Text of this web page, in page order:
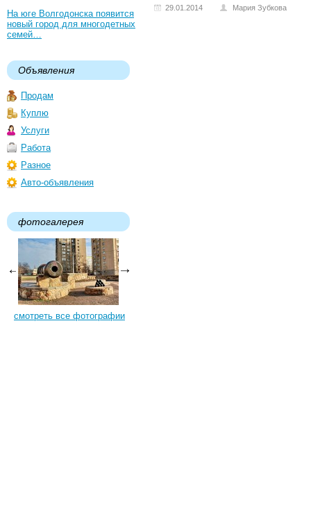
На юге Волгодонска появится
новый город для многодетных
семей…
Объявления
Продам
Куплю
Услуги
Работа
Разное
Авто-объявления
фотогалерея
смотреть все фотографии
29.01.2014 Мария Зубкова